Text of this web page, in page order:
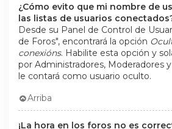
¿Cómo evito que mi nombre de
las listas de usuarios
Desde su Panel de Control de
de Foros", encontrará la opción
conexións. Habilite esta opción y
por Administradores, Moderadores
le contará como usuario oculto.
Arriba
¡La hora en los foros no es